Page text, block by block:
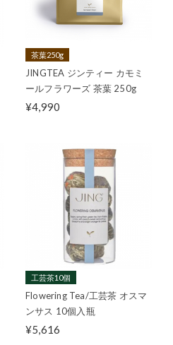
茶葉250g
JINGTEA ジンティー カモミ
ールフラワーズ 茶葉 250g
¥4,990
工芸茶10個
Flowering Tea/工芸茶 オスマ
ンサス 10個入瓶
¥5,616